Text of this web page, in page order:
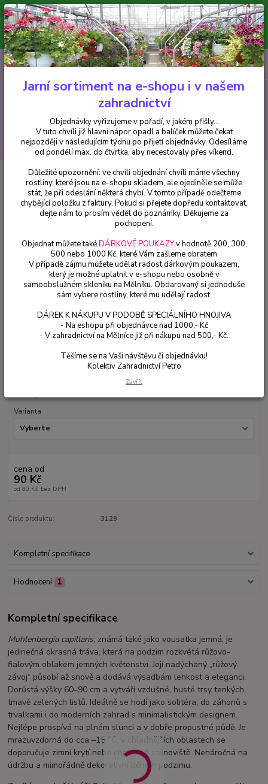
Minimální hodnota pro odeslání z e-shopu je 300 Kč.
V tuto chvíli již hlavní nápor objednávek opadl a balíček můžete čekat
nejpozději v následujícím týdnu po přijetí objednávky. Objednávky
vyřizujeme v pořadí, v jakém přišly...
CZK
Hledat
+420 602 223 614 0ks
za0 Kč
Okrasné trávy Muhlenbergia Capillaris 3129
Muhlenbergia Capillaris 3129
Muhlenbergia capillaris je nádherná okrasná tráva s nadýchaným
růžovým závojem květů. Vyniká v moderních i přírodních zahradách.
Varianta
cena od
90 Kč
od 80 Kč bez DPH
Číslo produktu: 3129
Kompletní specifikace
Hodnocení 1
Kompletní specifikace
Muhlenbergia capillaris, známá také jako vousatka jemná, je
jedinečná okrasná tráva, která na podzim rozkvétá růžovo-
fialovým oblakem jemných květenství. Její nadýchaný „růžový
závoj“ působí až snově a dodává výsadbám lehkost a eleganci.
Dorůstá výšky 60–90 cm a vytváří vzdušné, husté trsy tenkých,
tmavě zelených listů. Ideálně se hodí jako solitéra, do záhonů s
trvalkami i do moderních zahrad s minimalistickým designem.
Nejlépe prospívá na plném slunci a v dobře propustné půdě. Je
mrazuvzdorná do cca –15 °C, v chladnějších oblastech se
doporučuje zimní krytí nebo chráněné stanoviště. Nenáročná na
údržbu a mimořádně dekorativní během podzimu.
Jarní sortiment na e-shopu i v našem
zahradnictví
Objednávky vyřizujeme v pořadí, v jakém přišly...
V tuto chvíli již hlavní nápor opadl a balíček můžete čekat
nejpozději v následujícím týdnu po přijetí objednávky. Odesíláme
od pondělí max. do čtvrtka, aby necestovaly přes víkend.
Důležité upozornění: ve chvíli objednání chvíli máme všechny
rostliny, které jsou na e-shopu skladem, ale ojediněle se může
stát, že při odeslání některá chybí. V tomto případě odečteme
chybějící položku z faktury. Pokud si přejete dopředu kontaktovat,
dejte nám to prosím vědět do poznámky. Děkujeme za
pochopení.
Objednat můžete takéDÁRKOVÉ POUKAZYv hodnotě 200, 300,
500 nebo 1000 Kč, které Vám zašleme obratem
V případě zájmu můžete udělat radost dárkovým poukazem,
který je možné uplatnit v e-shopu nebo osobně v
samoobslužném skleníku na Mělníku. Obdarovaný si jednoduše
sám vybere rostliny, které mu udělají radost.
DÁREK K NÁKUPU V PODOBĚ SPECIÁLNÍHO HNOJIVA
- Na eshopu při objednávce nad 1000,- Kč
- V zahradnictví na Mělníce již při nákupu nad 500,- Kč.
Těšíme se na Vaši návštěvu či objednávku!
Kolektiv Zahradnictví Petro
Zavřít